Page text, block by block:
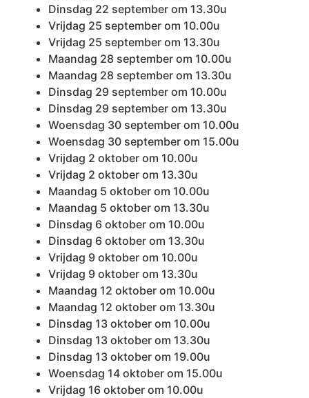
Dinsdag 22 september om 13.30u
Vrijdag 25 september om 10.00u
Vrijdag 25 september om 13.30u
Maandag 28 september om 10.00u
Maandag 28 september om 13.30u
Dinsdag 29 september om 10.00u
Dinsdag 29 september om 13.30u
Woensdag 30 september om 10.00u
Woensdag 30 september om 15.00u
Vrijdag 2 oktober om 10.00u
Vrijdag 2 oktober om 13.30u
Maandag 5 oktober om 10.00u
Maandag 5 oktober om 13.30u
Dinsdag 6 oktober om 10.00u
Dinsdag 6 oktober om 13.30u
Vrijdag 9 oktober om 10.00u
Vrijdag 9 oktober om 13.30u
Maandag 12 oktober om 10.00u
Maandag 12 oktober om 13.30u
Dinsdag 13 oktober om 10.00u
Dinsdag 13 oktober om 13.30u
Dinsdag 13 oktober om 19.00u
Woensdag 14 oktober om 15.00u
Vrijdag 16 oktober om 10.00u